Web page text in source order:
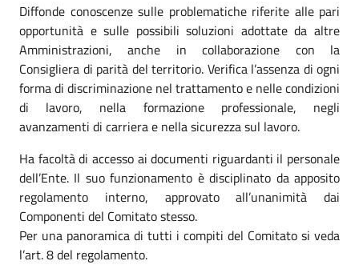
Diffonde conoscenze sulle problematiche riferite alle pari
opportunità e sulle possibili soluzioni adottate da altre
Amministrazioni, anche in collaborazione con la
Consigliera di parità del territorio. Verifica l’assenza di ogni
forma di discriminazione nel trattamento e nelle condizioni
di lavoro, nella formazione professionale, negli
avanzamenti di carriera e nella sicurezza sul lavoro.
Ha facoltà di accesso ai documenti riguardanti il personale
dell’Ente. Il suo funzionamento è disciplinato da apposito
regolamento interno, approvato all’unanimità dai
Componenti del Comitato stesso.
Per una panoramica di tutti i compiti del Comitato si veda
l’art. 8 del regolamento.